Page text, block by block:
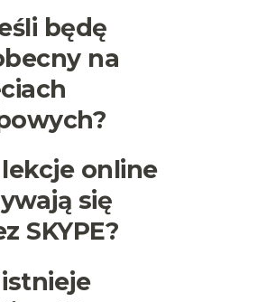
będę
na
lekcje online
się
SKYPE?